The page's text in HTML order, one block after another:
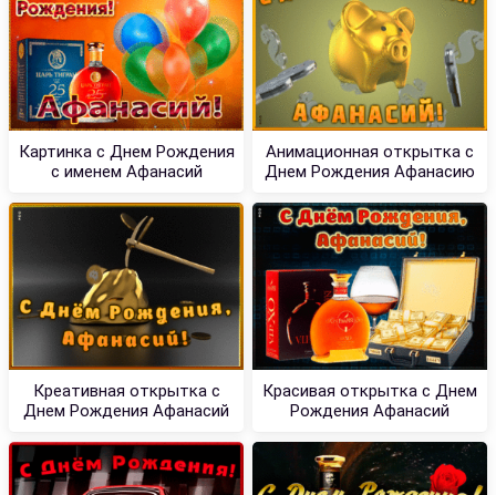
Картинка с Днем Рождения
с именем Афанасий
Анимационная открытка с
Днем Рождения Афанасию
Креативная открытка с
Днем Рождения Афанасий
Красивая открытка с Днем
Рождения Афанасий